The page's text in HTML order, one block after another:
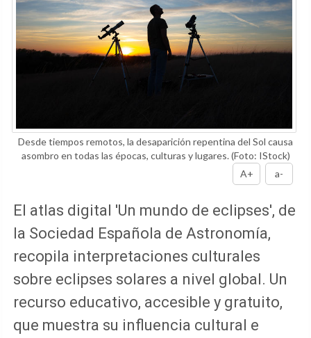
Desde tiempos remotos, la desaparición repentina del Sol causa
asombro en todas las épocas, culturas y lugares.(Foto: IStock)
A+
a-
El atlas digital 'Un mundo de eclipses', de
la Sociedad Española de Astronomía,
recopila interpretaciones culturales
sobre eclipses solares a nivel global. Un
recurso educativo, accesible y gratuito,
que muestra su influencia cultural e